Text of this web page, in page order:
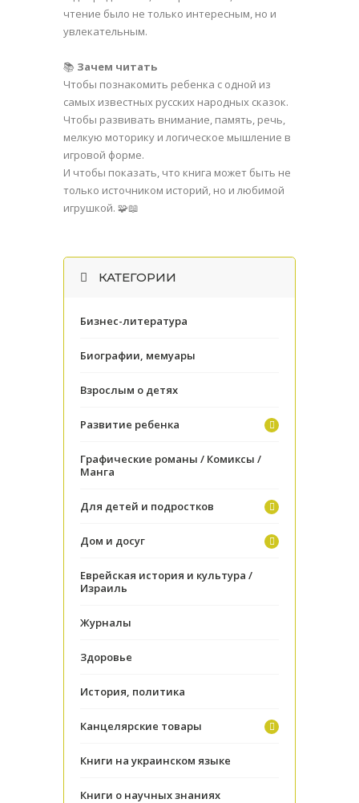
чтение было не только интересным, но и
увлекательным.
📚 Зачем читать
Чтобы познакомить ребенка с одной из
самых известных русских народных сказок.
Чтобы развивать внимание, память, речь,
мелкую моторику и логическое мышление в
игровой форме.
И чтобы показать, что книга может быть не
только источником историй, но и любимой
игрушкой. 🧩📖
КАТЕГОРИИ
Бизнес-литература
Биографии, мемуары
Взрослым о детях
Развитие ребенка
Графические романы / Комиксы /
Манга
Для детей и подростков
Дом и досуг
Еврейская история и культура /
Израиль
Журналы
Здоровье
История, политика
Канцелярские товары
Книги на украинском языке
Книги о научных знаниях